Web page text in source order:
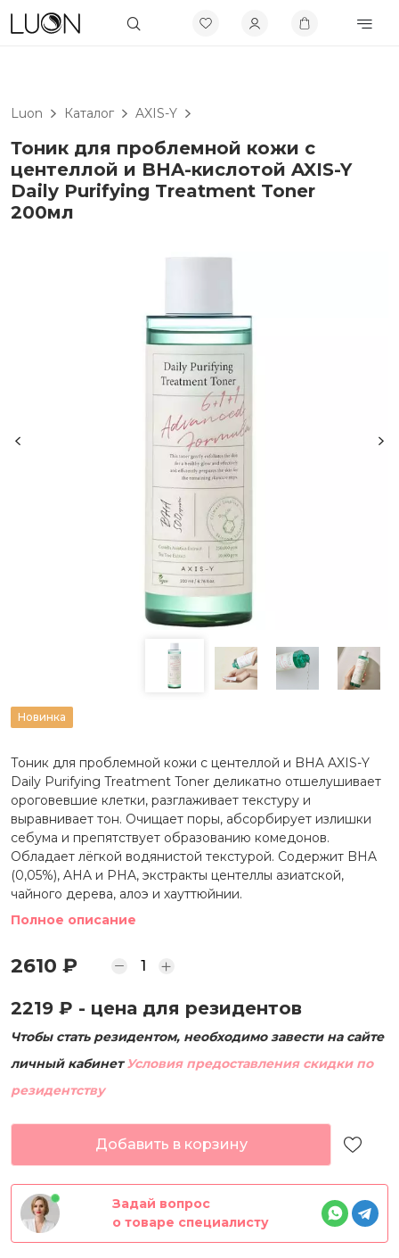
Luon Каталог AXIS-Y
Тоник для проблемной кожи с
центеллой и BHA-кислотой AXIS-Y
Daily Purifying Treatment Toner
200мл
Новинка
Тоник для проблемной кожи с центеллой и BHA AXIS-Y
Daily Purifying Treatment Toner деликатно отшелушивает
ороговевшие клетки, разглаживает текстуру и
выравнивает тон. Очищает поры, абсорбирует излишки
себума и препятствует образованию комедонов.
Обладает лёгкой водянистой текстурой. Содержит BHA
(0,05%), AHA и PHA, экстракты центеллы азиатской,
чайного дерева, алоэ и хауттюйнии.
Полное описание
2610 ₽
2219 ₽ - цена для резидентов
Чтобы стать резидентом, необходимо завести на сайте
личный кабинетУсловия предоставления скидки по
резидентству
Добавить в корзину
Задай вопрос
о товаре специалисту